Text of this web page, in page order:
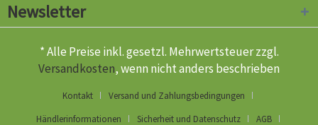
Newsletter
* Alle Preise inkl. gesetzl. Mehrwertsteuer zzgl.
Versandkosten, wenn nicht anders beschrieben
Kontakt
Versand und Zahlungsbedingungen
Händlerinformationen
Sicherheit und Datenschutz AGB